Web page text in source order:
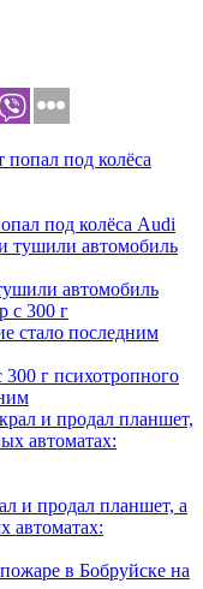
под колёса Audi
автомобиль
г психотропного
и продал планшет, а
автоматах: